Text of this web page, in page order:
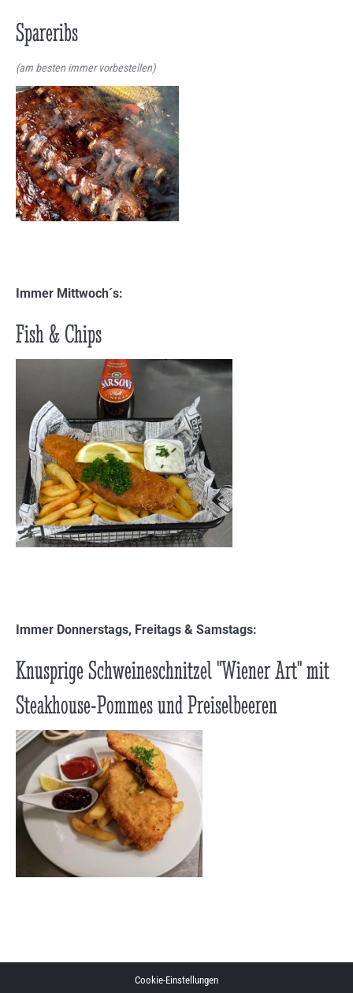
Spareribs
(am besten immer vorbestellen)
Immer Mittwoch´s:
Fish & Chips
Immer Donnerstags, Freitags & Samstags:
Knusprige Schweineschnitzel "Wiener Art" mit
Steakhouse-Pommes und Preiselbeeren
Cookie-Einstellungen